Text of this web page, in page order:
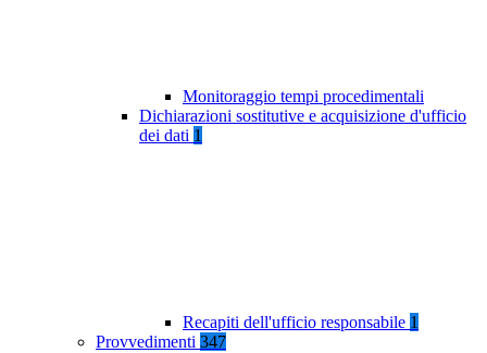
Monitoraggio tempi procedimentali
Dichiarazioni sostitutive e acquisizione d'ufficio
dei dati 1
Recapiti dell'ufficio responsabile 1
Provvedimenti 347